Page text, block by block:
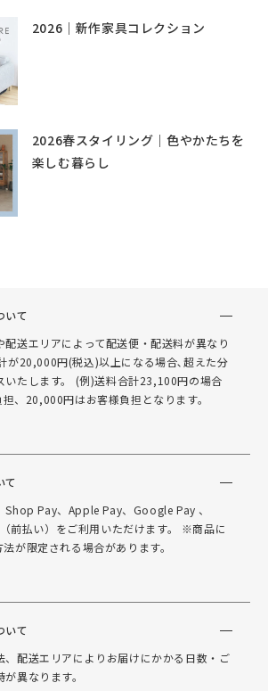
2026｜新作家具コレクション
2026春スタイリング｜色やかたちを
楽しむ暮らし
いて
配送エリアによって配送便・配送料が異なり
が20,000円(税込)以上になる場合､超えた分
いたします。 (例)送料合計23,100円の場合
、20,000円はお客様負担となります。
て
Shop Pay、Apple Pay、Google Pay 、
前払い）をご利用いただけます。 ※商品に
が限定される場合があります。
いて
、配送エリアによりお届けにかかる日数・ご
異なります。